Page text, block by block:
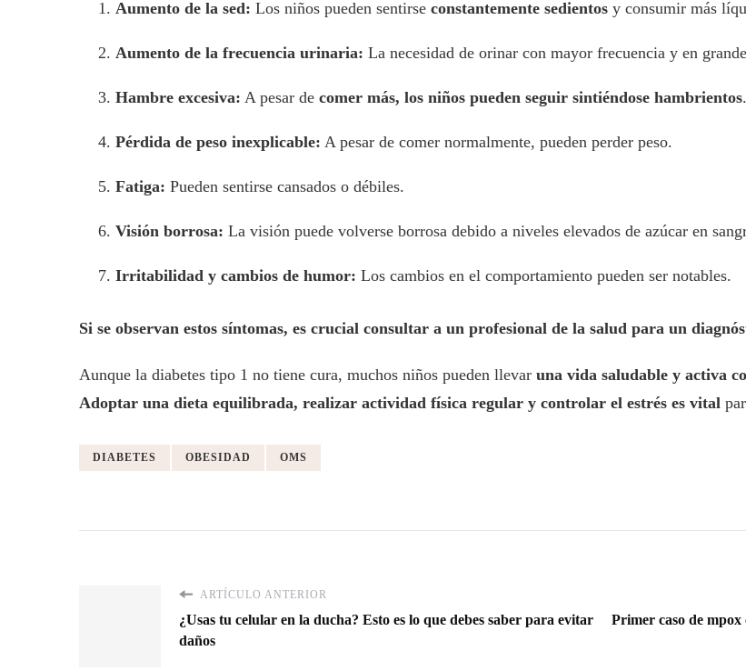
Aumento de la sed: Los niños pueden sentirse constantemente sedientos y consumir más
Aumento de la frecuencia urinaria: La necesidad de orinar con mayor frecuencia y en
Hambre excesiva: A pesar de comer más, los niños pueden seguir sintiéndose hambrientos.
Pérdida de peso inexplicable: A pesar de comer normalmente, pueden perder peso.
Fatiga: Pueden sentirse cansados o débiles.
Visión borrosa: La visión puede volverse borrosa debido a niveles elevados de azúcar en
Irritabilidad y cambios de humor: Los cambios en el comportamiento pueden ser notables.
Si se observan estos síntomas, es crucial consultar a un profesional de la salud para un
Aunque la diabetes tipo 1 no tiene cura, muchos niños pueden llevar una vida saludable y activa
Adoptar una dieta equilibrada, realizar actividad física regular y controlar el estrés es vital
DIABETES OBESIDAD OMS
ARTÍCULO ANTERIOR
¿Usas tu celular en la ducha? Esto es lo que debes saber para evitar
daños
Primer caso de mpox